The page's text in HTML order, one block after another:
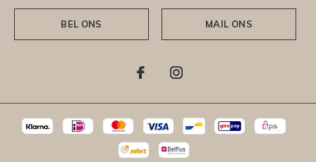
BEL ONS MAIL ONS